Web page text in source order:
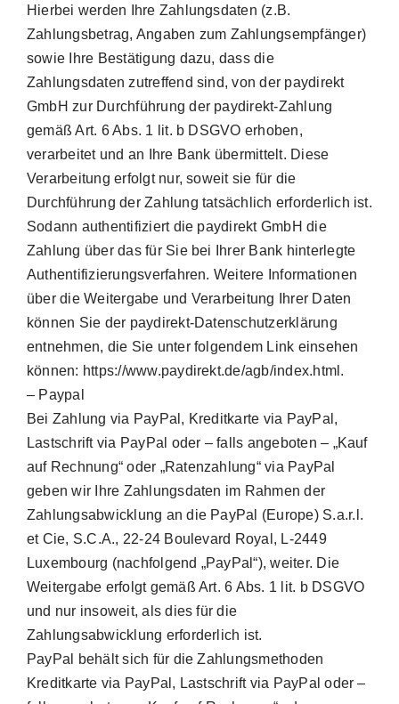
Hierbei werden Ihre Zahlungsdaten (z.B.
Zahlungsbetrag, Angaben zum Zahlungsempfänger)
sowie Ihre Bestätigung dazu, dass die
Zahlungsdaten zutreffend sind, von der paydirekt
GmbH zur Durchführung der paydirekt-Zahlung
gemäß Art. 6 Abs. 1 lit. b DSGVO erhoben,
verarbeitet und an Ihre Bank übermittelt. Diese
Verarbeitung erfolgt nur, soweit sie für die
Durchführung der Zahlung tatsächlich erforderlich ist.
Sodann authentifiziert die paydirekt GmbH die
Zahlung über das für Sie bei Ihrer Bank hinterlegte
Authentifizierungsverfahren. Weitere Informationen
über die Weitergabe und Verarbeitung Ihrer Daten
können Sie der paydirekt-Datenschutzerklärung
entnehmen, die Sie unter folgendem Link einsehen
können: https://www.paydirekt.de/agb/index.html.
– Paypal
Bei Zahlung via PayPal, Kreditkarte via PayPal,
Lastschrift via PayPal oder – falls angeboten – „Kauf
auf Rechnung“ oder „Ratenzahlung“ via PayPal
geben wir Ihre Zahlungsdaten im Rahmen der
Zahlungsabwicklung an die PayPal (Europe) S.a.r.l.
et Cie, S.C.A., 22-24 Boulevard Royal, L-2449
Luxembourg (nachfolgend „PayPal“), weiter. Die
Weitergabe erfolgt gemäß Art. 6 Abs. 1 lit. b DSGVO
und nur insoweit, als dies für die
Zahlungsabwicklung erforderlich ist.
PayPal behält sich für die Zahlungsmethoden
Kreditkarte via PayPal, Lastschrift via PayPal oder –